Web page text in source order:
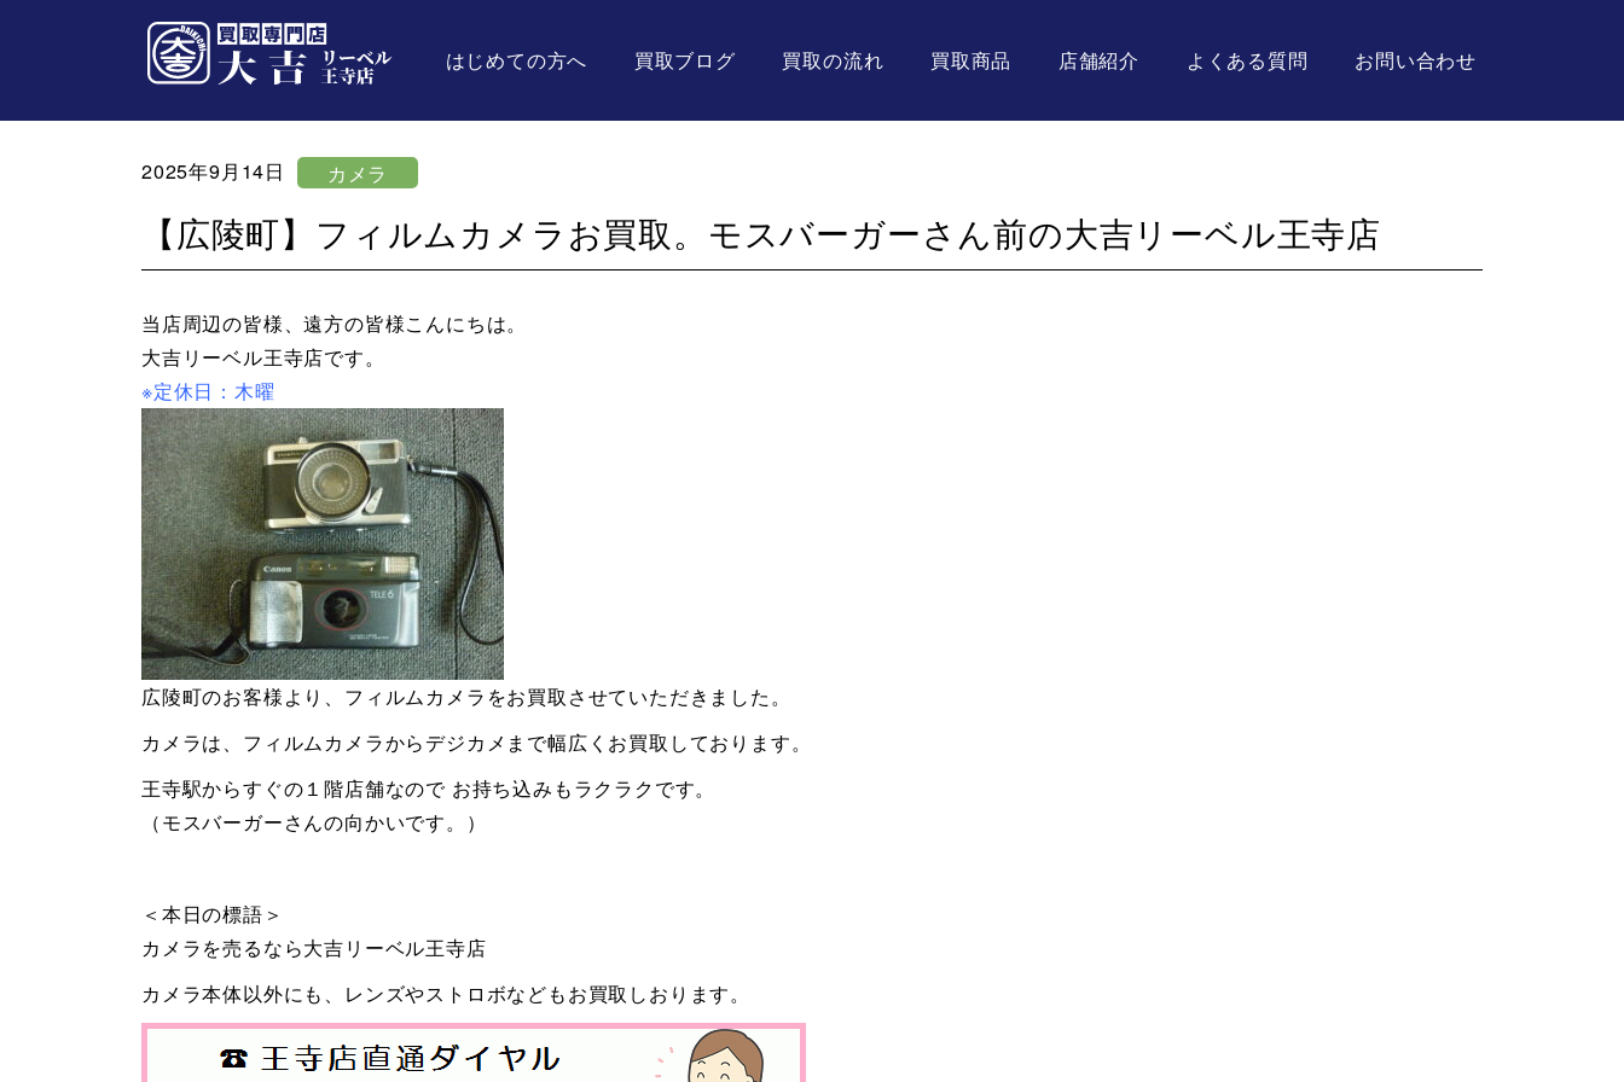
はじめての方へ 買取ブログ 買取の流れ 買取商品 店舗紹介 よくある質問 お問い合わせ
2025年9月14日 カメラ
【広陵町】フィルムカメラお買取。モスバーガーさん前の大吉リーベル王寺店
当店周辺の皆様、遠方の皆様こんにちは。
大吉リーベル王寺店です。
※定休日：木曜
広陵町のお客様より、フィルムカメラをお買取させていただきました。
カメラは、フィルムカメラからデジカメまで幅広くお買取しております。
王寺駅からすぐの１階店舗なので お持ち込みもラクラクです。
（モスバーガーさんの向かいです。）
＜本日の標語＞
カメラを売るなら大吉リーベル王寺店
カメラ本体以外にも、レンズやストロボなどもお買取しおります。